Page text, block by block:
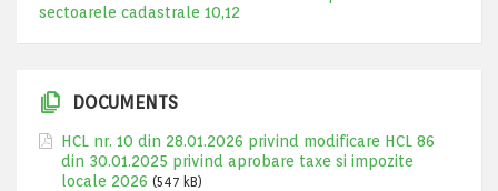
sectoarele cadastrale 10,12
DOCUMENTS
HCL nr. 10 din 28.01.2026 privind modificare HCL 86
din 30.01.2025 privind aprobare taxe si impozite
locale 2026 (547 kB)